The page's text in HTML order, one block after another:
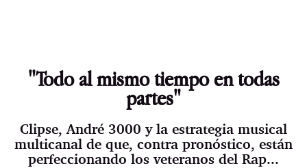
"Todo al mismo tiempo en todas
partes"
Clipse, André 3000 y la estrategia musical
multicanal de que, contra pronóstico, están
perfeccionando los veteranos del Rap...